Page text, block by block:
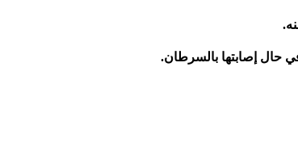
في حال إصابتها بالسرطان.